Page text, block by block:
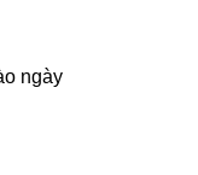
ngày